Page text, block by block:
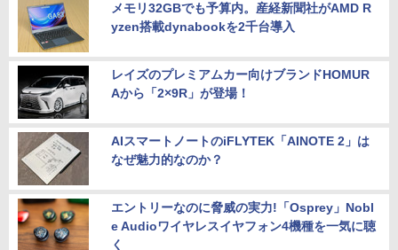
メモリ32GBでも予算内。産経新聞社がAMD R
yzen搭載dynabookを2千台導入
レイズのプレミアムカー向けブランドHOMUR
Aから「2×9R」が登場！
AIスマートノートのiFLYTEK「AINOTE 2」は
なぜ魅力的なのか？
エントリーなのに脅威の実力!「Osprey」Nobl
e Audioワイヤレスイヤフォン4機種を一気に聴
く